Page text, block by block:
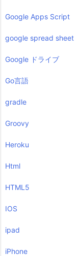
Google Apps Script
google spread sheet
Google ドライブ
Go言語
gradle
Groovy
Heroku
Html
HTML5
IOS
ipad
iPhone